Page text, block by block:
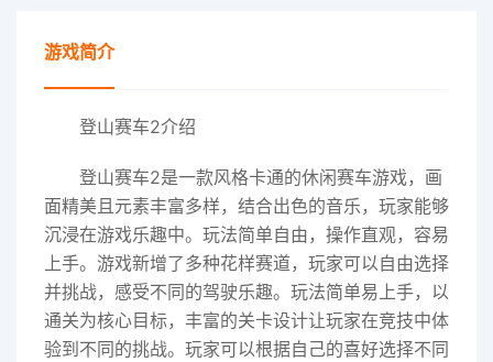
游戏简介
登山赛车2介绍
登山赛车2是一款风格卡通的休闲赛车游戏，画
面精美且元素丰富多样，结合出色的音乐，玩家能够
沉浸在游戏乐趣中。玩法简单自由，操作直观，容易
上手。游戏新增了多种花样赛道，玩家可以自由选择
并挑战，感受不同的驾驶乐趣。玩法简单易上手，以
通关为核心目标，丰富的关卡设计让玩家在竞技中体
验到不同的挑战。玩家可以根据自己的喜好选择不同